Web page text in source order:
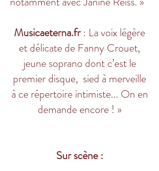
Musicaeterna.fr: La voix légère
et délicate de Fanny Crouet,
jeune soprano dont c’est le
premier disque, sied à merveille
à ce répertoire intimiste... On en
demande encore ! »
​Sur scène :